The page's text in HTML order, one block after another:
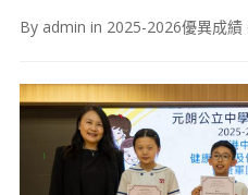
By admin in 2025-2026優異成績